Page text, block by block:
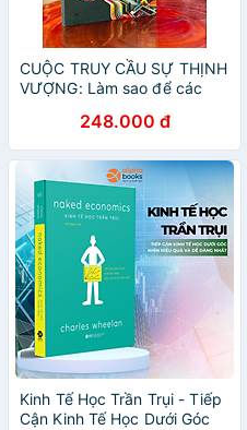
CUỘC TRUY CẦU SỰ THỊNH
VƯỢNG: Làm sao để các
cất cánh - Justin Yifu Lin –
Vũ Hoàng Linh dịch – Khải
248.000 đ
Kinh Tế Học Trần Trụi - Tiếp
Cận Kinh Tế Học Dưới Góc